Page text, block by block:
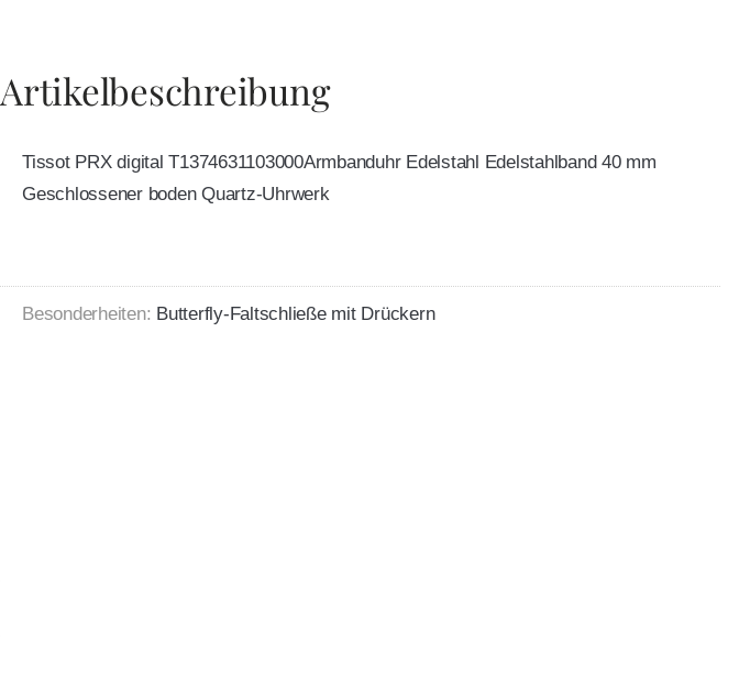
Artikelbeschreibung
Tissot PRX digital T1374631103000Armbanduhr Edelstahl Edelstahlband 40 mm
Geschlossener boden Quartz-Uhrwerk
Besonderheiten: Butterfly-Faltschließe mit Drückern